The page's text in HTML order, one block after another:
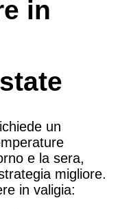
in
un
e la sera,
migliore.
in valigia: